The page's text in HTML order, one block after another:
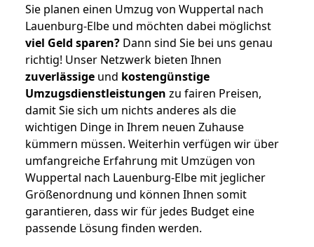
Sie planen einen Umzug von Wuppertal nach
Lauenburg-Elbe und möchten dabei möglichst
viel Geld sparen? Dann sind Sie bei uns genau
richtig! Unser Netzwerk bieten Ihnen
zuverlässige und kostengünstige
Umzugsdienstleistungen zu fairen Preisen,
damit Sie sich um nichts anderes als die
wichtigen Dinge in Ihrem neuen Zuhause
kümmern müssen. Weiterhin verfügen wir über
umfangreiche Erfahrung mit Umzügen von
Wuppertal nach Lauenburg-Elbe mit jeglicher
Größenordnung und können Ihnen somit
garantieren, dass wir für jedes Budget eine
passende Lösung finden werden.